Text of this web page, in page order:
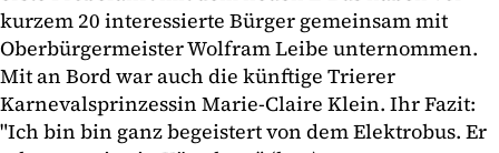
kurzem 20 interessierte Bürger gemeinsam mit
Oberbürgermeister Wolfram Leibe unternommen.
Mit an Bord war auch die künftige Trierer
Karnevalsprinzessin Marie-Claire Klein. Ihr Fazit:
"Ich bin bin ganz begeistert von dem Elektrobus. Er